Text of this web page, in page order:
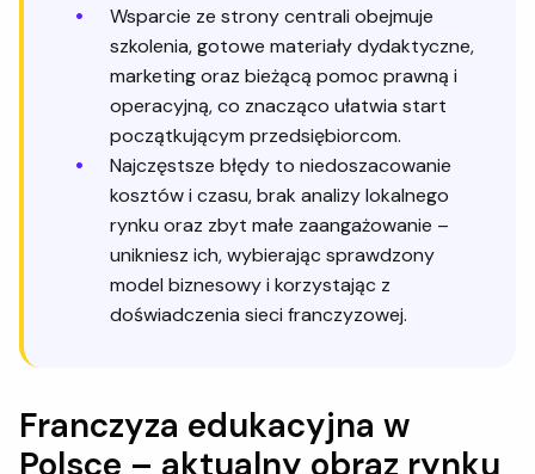
Wsparcie ze strony centrali obejmuje
szkolenia, gotowe materiały dydaktyczne,
marketing oraz bieżącą pomoc prawną i
operacyjną, co znacząco ułatwia start
początkującym przedsiębiorcom.
Najczęstsze błędy to niedoszacowanie
kosztów i czasu, brak analizy lokalnego
rynku oraz zbyt małe zaangażowanie –
unikniesz ich, wybierając sprawdzony
model biznesowy i korzystając z
doświadczenia sieci franczyzowej.
Franczyza edukacyjna w
Polsce – aktualny obraz rynku